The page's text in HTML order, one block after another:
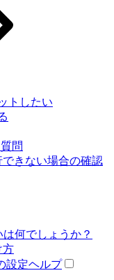
トしたい
問
きない場合の確認
は何でしょうか？
方
設定ヘルプ